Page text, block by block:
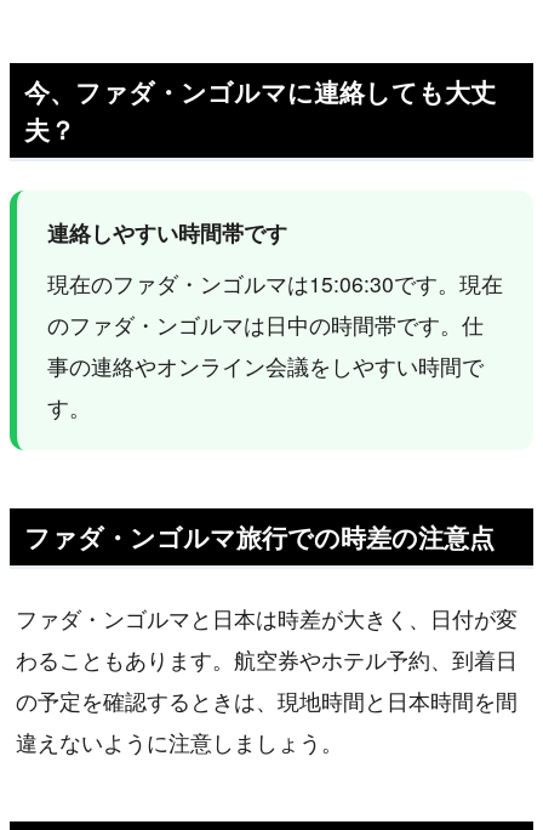
今、ファダ・ンゴルマに連絡しても大丈
夫？
連絡しやすい時間帯です
現在のファダ・ンゴルマは15:06:30です。現在
のファダ・ンゴルマは日中の時間帯です。仕
事の連絡やオンライン会議をしやすい時間で
す。
ファダ・ンゴルマ旅行での時差の注意点
ファダ・ンゴルマと日本は時差が大きく、日付が変
わることもあります。航空券やホテル予約、到着日
の予定を確認するときは、現地時間と日本時間を間
違えないように注意しましょう。